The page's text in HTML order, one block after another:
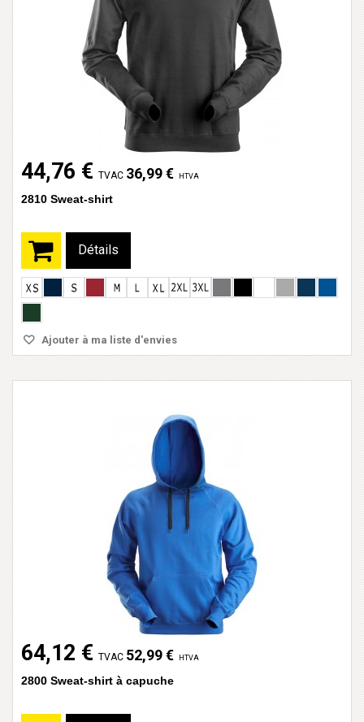
44,76 € TVAC 36,99 € HTVA
2810 Sweat-shirt
Détails
Ajouter à ma liste d'envies
64,12 € TVAC 52,99 € HTVA
2800 Sweat-shirt à capuche